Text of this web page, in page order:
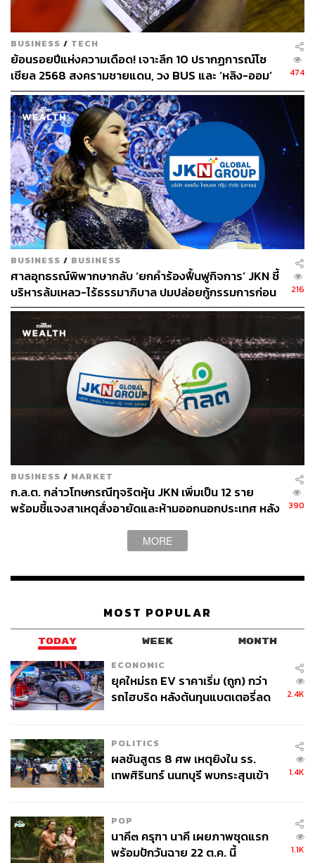
BUSINESS / TECH
ย้อนรอยปีแห่งความเดือด! เจาะลึก 10 ปรากฏการณ์โซ
เชียล 2568 สงครามชายแดน, วง BUS และ ‘หลิง-ออม’
ฟีเวอร์
474
BUSINESS / BUSINESS
ศาลอุทธรณ์พิพากษากลับ ‘ยกคำร้องฟื้นฟูกิจการ’ JKN ชี้
บริหารล้มเหลว-ไร้ธรรมาภิบาล ปมปล่อยกู้กรรมการก่อน
ใช้หนี้
216
BUSINESS / MARKET
ก.ล.ต. กล่าวโทษกรณีทุจริตหุ้น JKN เพิ่มเป็น 12 ราย
พร้อมชี้แจงสาเหตุสั่งอายัดและห้ามออกนอกประเทศ หลัง
390
MORE
MOST POPULAR
TODAY WEEK MONTH
ECONOMIC
ยุคใหม่รถ EV ราคาเริ่ม (ถูก) กว่า
รถไฮบริด หลังต้นทุนแบตเตอรี่ลด
2.4K
POLITICS
ผลชันสูตร 8 ศพ เหตุยิงใน รร.
เทพศิรินทร์ นนทบุรี พบกระสุนเข้า
1.4K
POP
นาคี๓ ครุฑา นาคี เผยภาพชุดแรก
พร้อมปักวันฉาย 22 ต.ค. นี้
1.1K